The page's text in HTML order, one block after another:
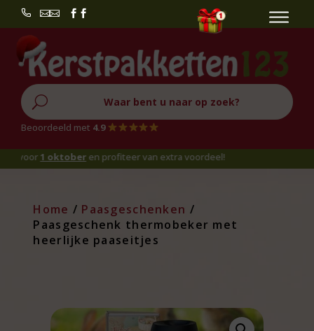
 
U
Beoordeeld met 4.9
1 oktoberen profiteer van extra voordeel!
Home / Paasgeschenken /
Paasgeschenk thermobeker met
heerlijke paaseitjes